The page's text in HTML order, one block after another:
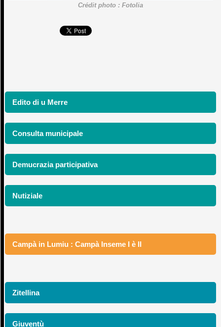
Edito di u Merre
Consulta municipale
Demucrazia participativa
Nutiziale
Campà in Lumiu : Campà Inseme I è II
Zitellina
Giuventù
Crédit photo : Fotolia